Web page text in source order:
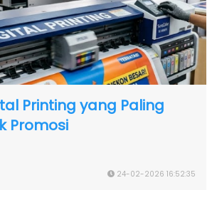
Printing yang Paling
Promosi
24-02-2026 16:52:35